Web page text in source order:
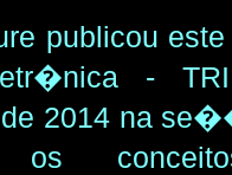
publicou
-
2014 na
os